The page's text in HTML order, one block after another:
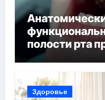
полости рта
прикуса
Здоровье